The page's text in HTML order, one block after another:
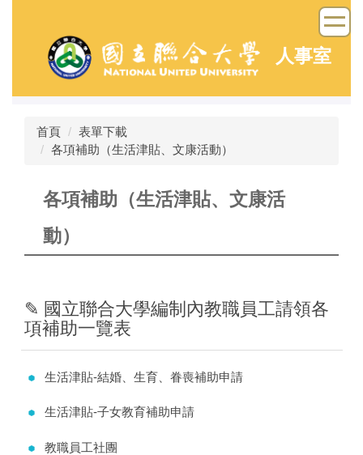
容
人事室
首頁
表單下載
各項補助（生活津貼、文康活動）
各項補助（生活津貼、文康活
動）
✎ 國立聯合大學編制內教職員工請領各
項補助一覽表
生活津貼-結婚、生育、眷喪補助申請
生活津貼-子女教育補助申請
教職員工社團